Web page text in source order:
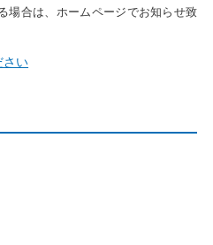
場合は、ホームページでお知らせ致
さい